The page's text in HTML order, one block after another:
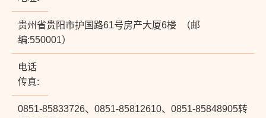
贵州省贵阳市护国路61号房产大厦6楼 （邮
编:550001）
电话
传真:
0851-85833726、0851-85812610、0851-85848905转